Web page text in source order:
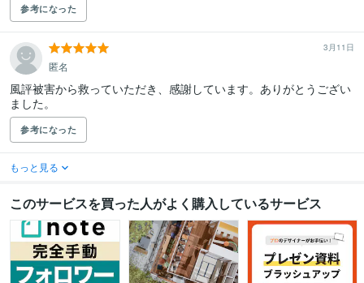
参考になった
3月11日
匿名
風評被害から救っていただき、感謝しています。ありがとうござい
ました。
参考になった
もっと見る
このサービスを買った人がよく購入しているサービス